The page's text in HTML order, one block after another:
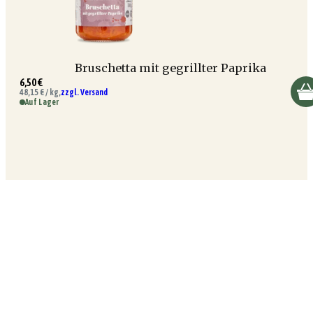
Bruschetta mit gegrillter Paprika
6,50 €
48,15 € / kg,zzgl. Versand
Auf Lager